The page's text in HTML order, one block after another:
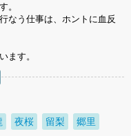
。
なう仕事は、ホントに血反
ます。
夜桜 留梨
郷里